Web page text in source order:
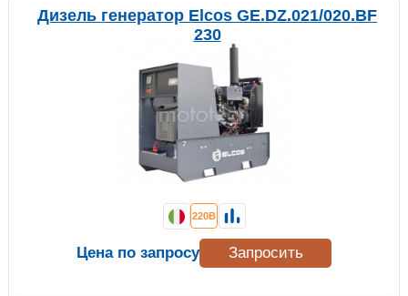
Дизель генератор Elcos GE.DZ.021/020.BF
230
220В
Цена по запросу Запросить